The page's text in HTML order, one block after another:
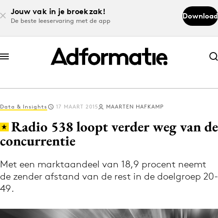
Jouw vak in je broekzak!
De beste leeservaring met de app
Download
Abonneer nu
Abonneer nu
Log in
Volg het laatste nieuws via de Adformatie
Nieuws app
Data & Insights 17 MAART 2015 MAARTEN HAFKAMP
Radio 538 loopt verder weg van de
concurrentie
Met een marktaandeel van 18,9 procent neemt
de zender afstand van de rest in de doelgroep 20-
49.